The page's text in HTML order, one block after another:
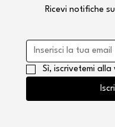
Ricevi notifiche
Sì, iscrivetemi